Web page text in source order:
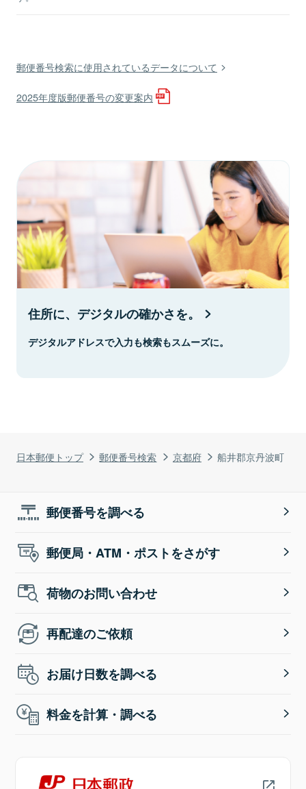
日本郵便トップ 郵便番号検索 京都府 船井郡京丹波町
郵便番号検索に使用されているデータについて
2025年度版郵便番号の変更案内
住所に、デジタルの確かさを。
デジタルアドレスで入力も検索もスムーズに。
郵便番号を調べる
郵便局・ATM・ポストをさがす
荷物のお問い合わせ
再配達のご依頼
お届け日数を調べる
料金を計算・調べる